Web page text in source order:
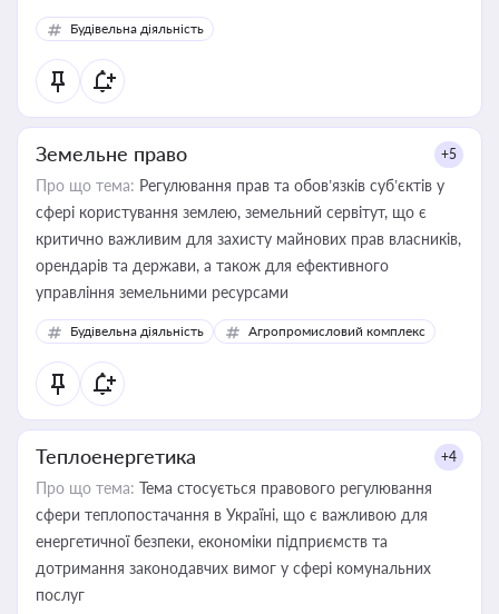
Будівельна діяльність
Земельне право +5
Про що тема: Регулювання прав та обов’язків суб’єктів у
сфері користування землею, земельний сервітут, що є
критично важливим для захисту майнових прав власників,
орендарів та держави, а також для ефективного
управління земельними ресурсами
Будівельна діяльність Агропромисловий комплекс
Теплоенергетика +4
Про що тема: Тема стосується правового регулювання
сфери теплопостачання в Україні, що є важливою для
енергетичної безпеки, економіки підприємств та
дотримання законодавчих вимог у сфері комунальних
послуг